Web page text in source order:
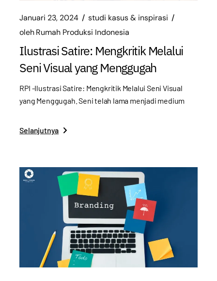
Januari 23, 2024
studi kasus & inspirasi
olehRumah Produksi Indonesia
Ilustrasi Satire: Mengkritik Melalui
Seni Visual yang Menggugah
RPI -Ilustrasi Satire: Mengkritik Melalui Seni Visual
yang Menggugah. Seni telah lama menjadi medium
Selanjutnya